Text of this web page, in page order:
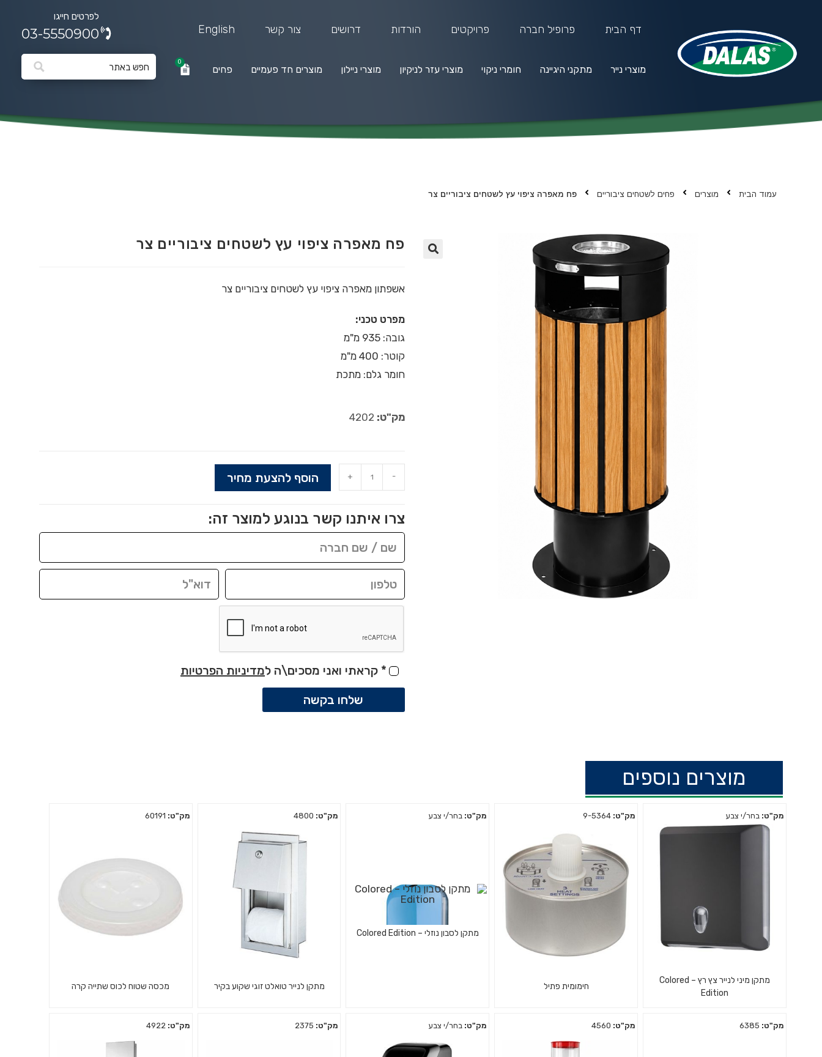
דף הבית פרופיל חברה פרויקטים הורדות דרושים צור קשר English
לפרטים חייגו
03-5550900
מוצרי נייר מתקני היגיינה חומרי ניקוי מוצרי עזר לניקיון מוצרי ניילון מוצרים חד פעמיים פחים
0
עמוד הבית מוצרים פחים לשטחים ציבוריים פח מאפרה ציפוי עץ לשטחים ציבוריים צר
פח מאפרה ציפוי עץ לשטחים ציבוריים צר
אשפתון מאפרה ציפוי עץ לשטחים ציבוריים צר
מפרט טכני:
גובה: 935 מ"מ
קוטר: 400 מ"מ
חומר גלם: מתכת
מק"ט: 4202
-
+ הוסף להצעת מחיר
צרו איתנו קשר בנוגע למוצר זה:
* קראתי ואני מסכים\ה למדיניות הפרטיות
שלחו בקשה
מוצרים נוספים
מק"ט: בחר/י צבע
מתקן מיני לנייר צץ רץ – Colored
Edition
מק"ט:
חימומית פתיל
48 מכלי חימומיות פתיליה לחימום
מק"ט: בחר/י צבע
מתקן לסבון נוזלי – Colored Edition
סבונייה איכותית מפלסטיק לסבון
מק"ט:
מתקן לנייר טואלט זוגי שקוע בקיר
מק"ט:
מכסה שטוח לכוס שתייה קרה
מק"ט: מק"ט: מק"ט: בחר/י צבע מק"ט: מק"ט: 4922